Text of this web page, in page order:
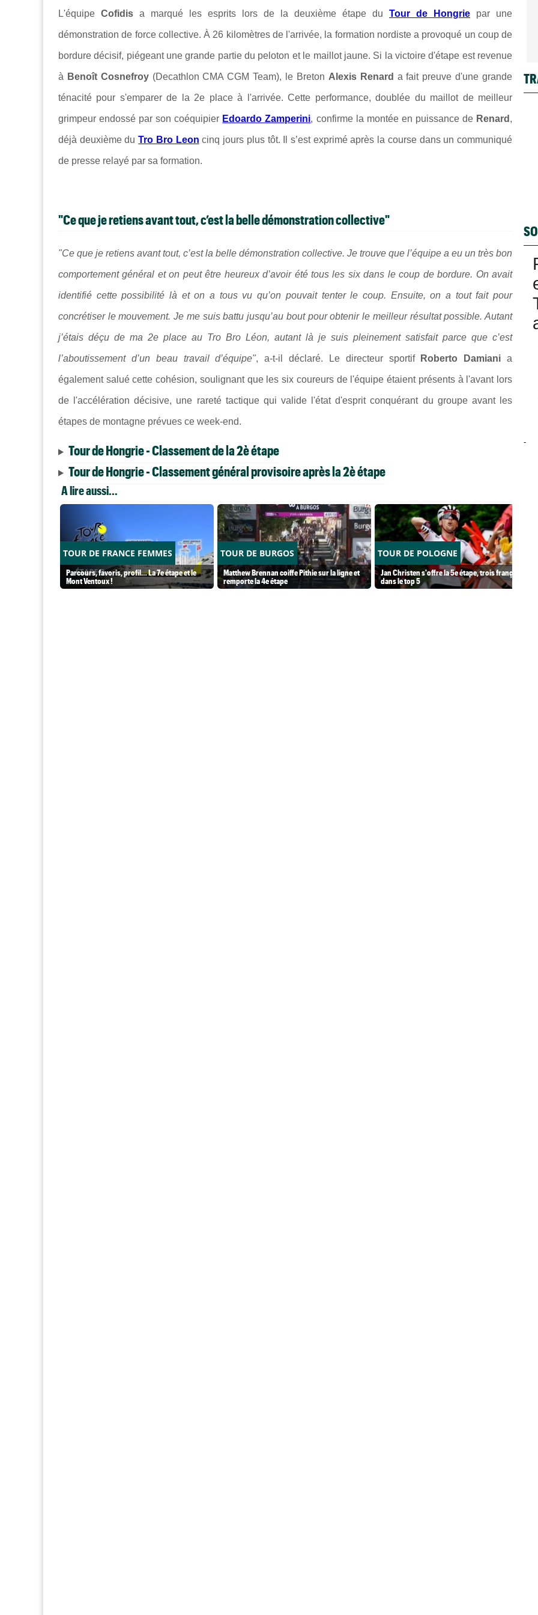
L'équipe Cofidis a marqué les esprits lors de la deuxième étape du Tour de Hongrie par une
démonstration de force collective. À 26 kilomètres de l'arrivée, la formation nordiste a provoqué un coup de
bordure décisif, piégeant une grande partie du peloton et le maillot jaune. Si la victoire d'étape est revenue
à Benoît Cosnefroy(Decathlon CMA CGM Team), le Breton Alexis Renard a fait preuve d'une grande
ténacité pour s'emparer de la 2e place à l'arrivée. Cette performance, doublée du maillot de meilleur
grimpeur endossé par son coéquipier Edoardo Zamperini, confirme la montée en puissance de Renard ,
déjà deuxième duTro Bro Leon cinq jours plus tôt. Il s’est exprimé après la course dans un communiqué
de presse relayé par sa formation.
"Ce que je retiens avant tout, c’est la belle démonstration collective"
"Ce que je retiens avant tout, c’est la belle démonstration collective. Je trouve que l’équipe a eu un très bon
comportement général et on peut être heureux d’avoir été tous les six dans le coup de bordure. On avait
identifié cette possibilité là et on a tous vu qu’on pouvait tenter le coup. Ensuite, on a tout fait pour
concrétiser le mouvement. Je me suis battu jusqu’au bout pour obtenir le meilleur résultat possible. Autant
j’étais déçu de ma 2e place au Tro Bro Léon, autant là je suis pleinement satisfait parce que c’est
l’aboutissement d’un beau travail d’équipe", a-t-il déclaré. Le directeur sportif Roberto Damiani a
également salué cette cohésion, soulignant que les six coureurs de l'équipe étaient présents à l'avant lors
de l'accélération décisive, une rareté tactique qui valide l'état d'esprit conquérant du groupe avant les
étapes de montagne prévues ce week-end.
Tour de Hongrie - Classement de la 2è étape
Tour de Hongrie - Classement général provisoire après la 2è étape
A lire aussi...
TOUR DE FRANCE FEMMES
Parcours, favoris, profil… La 7e étape et le
Mont Ventoux !
TOUR DE BURGOS
Matthew Brennan coiffe Pithie sur la ligne et
remporte la 4e étape
TOUR DE POLOGNE
Jan Christen s'offre la 5e étape, trois français
dans le top 5
-